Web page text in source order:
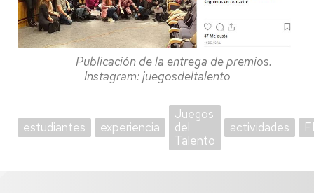
Publicación de la entrega de premios.
Instagram: juegosdeltalento
estudiantes experiencia
Juegos
del
Talento
actividades